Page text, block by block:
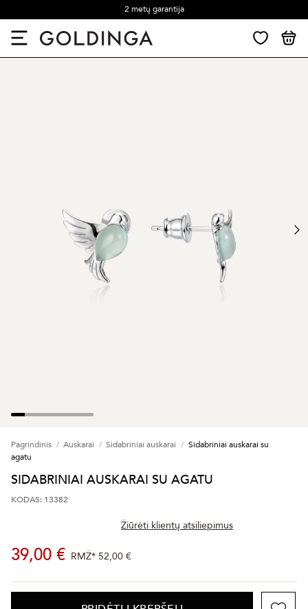
2 metų garantija
Pagrindinis Auskarai Sidabriniai auskarai
Sidabriniai auskarai su
agatu
SIDABRINIAI AUSKARAI SU AGATU
KODAS: 13382
Žiūrėti klientų atsiliepimus
39,00 € RMŽ* 52,00 €